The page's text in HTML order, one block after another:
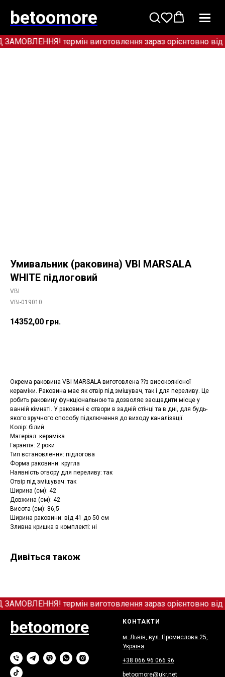
betoomore
термін виготовлення зараз орієнтовно від
Умивальник (раковина) VBI MARSALA
WHITE підлоговий
VBI
VBI-019010
14352,00 грн.
Окрема раковина VBI MARSALA виготовлена ??з високоякісної
кераміки. Раковина має як отвір під змішувач, так і для переливу. Це
робить раковину функціональною та дозволяє заощадити місце у
ванній кімнаті. У раковині є отвори в задній стінці та в дні, для будь-
якого зручного способу підключення до виходу каналізації.
Колір: білий
Матеріал: кераміка
Гарантія: 2 роки
Тип встановлення: підлогова
Форма раковини: кругла
Наявність отвору для переливу: так
Отвір під змішувач: так
Ширина (см): 42
Довжина (см): 42
Висота (см): 86,5
Ширина раковини: від 41 до 50 см
Зливна кришка в комплекті: ні
Дивіться також
термін виготовлення зараз орієнтовно від
betoomore КОНТАКТИ
м. Львів, вул. Промислова 25,
Україна
+38 066 96 066 96
betoomore@ukr.net